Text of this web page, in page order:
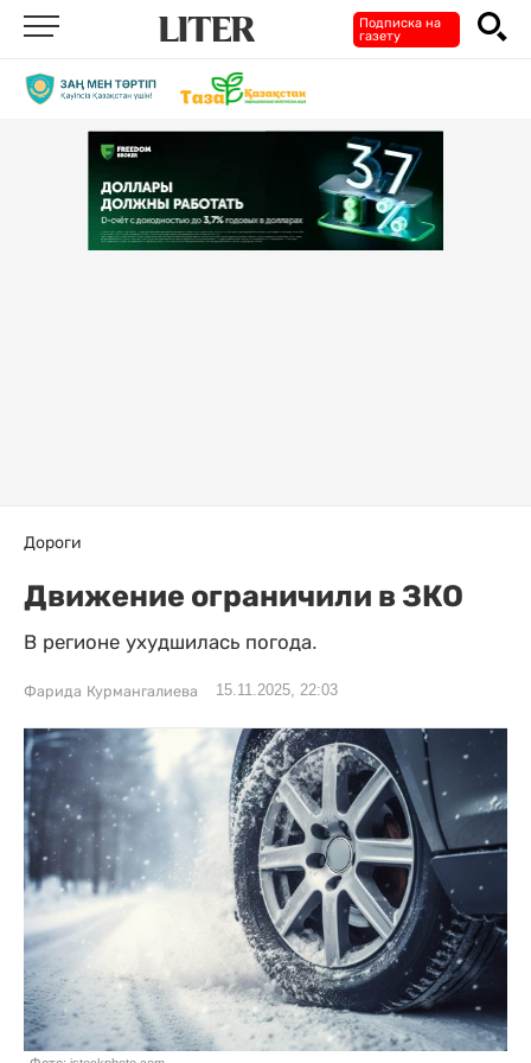
Подписка на
газету
Дороги
Движение ограничили в ЗКО
В регионе ухудшилась погода.
Фарида Курмангалиева 15.11.2025, 22:03